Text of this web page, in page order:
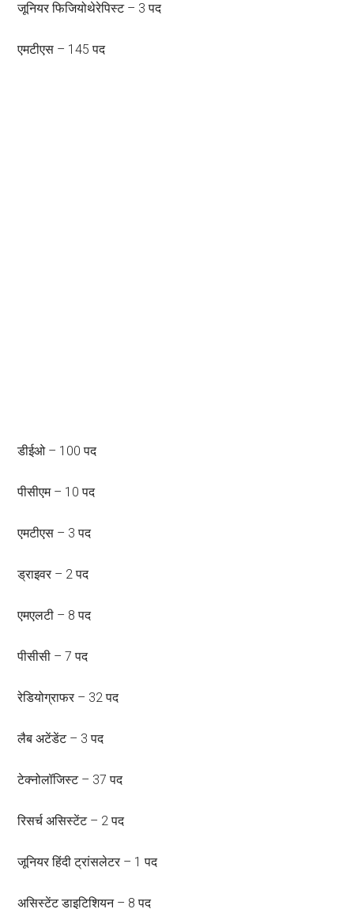
जूनियर फिजियोथेरेपिस्ट – 3 पद
एमटीएस – 145 पद
डीईओ – 100 पद
पीसीएम – 10 पद
एमटीएस – 3 पद
ड्राइवर – 2 पद
एमएलटी – 8 पद
पीसीसी – 7 पद
रेडियोग्राफर – 32 पद
लैब अटेंडेंट – 3 पद
टेक्नोलॉजिस्ट – 37 पद
रिसर्च असिस्टेंट – 2 पद
जूनियर हिंदी ट्रांसलेटर – 1 पद
असिस्टेंट डाइटिशियन – 8 पद